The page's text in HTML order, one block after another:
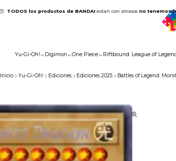
Yu-Gi-Oh! Digimon One Piece Riftbound: League of
TODOS los productos de BANDAI estan con atrasos no tenemos
Inicio Yu-Gi-Oh! Ediciones Ediciones 2025 Battles of Legend: